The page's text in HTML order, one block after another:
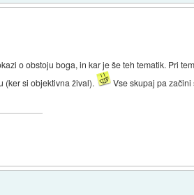
o obstoju boga, in kar je še teh tematik. Pri
(ker si objektivna žival).
Vse skupaj pa